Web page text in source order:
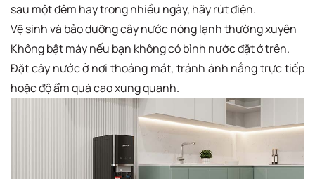
sau một đêm hay trong nhiều ngày, hãy rút điện.
Vệ sinh và bảo dưỡng cây nước nóng lạnh thường xuyên
Không bật máy nếu bạn không có bình nước đặt ở trên.
Đặt cây nước ở nơi thoáng mát, tránh ánh nắng trực tiếp
hoặc độ ẩm quá cao xung quanh.